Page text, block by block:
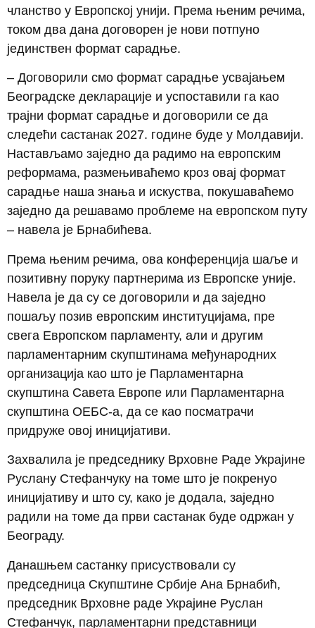
чланство у Европској унији. Према њеним речима,
током два дана договорен је нови потпуно
јединствен формат сарадње.
– Договорили смо формат сарадње усвајањем
Београдске декларације и успоставили га као
трајни формат сарадње и договорили се да
следећи састанак 2027. године буде у Молдавији.
Настављамо заједно да радимо на европским
реформама, размењиваћемо кроз овај формат
сарадње наша знања и искуства, покушаваћемо
заједно да решавамо проблеме на европском путу
– навела је Брнабићева.
Према њеним речима, ова конференција шаље и
позитивну поруку партнерима из Европске уније.
Навела је да су се договорили и да заједно
пошаљу позив европским институцијама, пре
свега Европском парламенту, али и другим
парламентарним скупштинама међународних
организација као што је Парламентарна
скупштина Савета Европе или Парламентарна
скупштина ОЕБС-а, да се као посматрачи
придруже овој иницијативи.
Захвалила је председнику Врховне Раде Украјине
Руслану Стефанчуку на томе што је покренуо
иницијативу и што су, како је додала, заједно
радили на томе да први састанак буде одржан у
Београду.
Данашњем састанку присуствовали су
председница Скупштине Србије Ана Брнабић,
председник Врховне раде Украјине Руслан
Стефанчук, парламентарни представници